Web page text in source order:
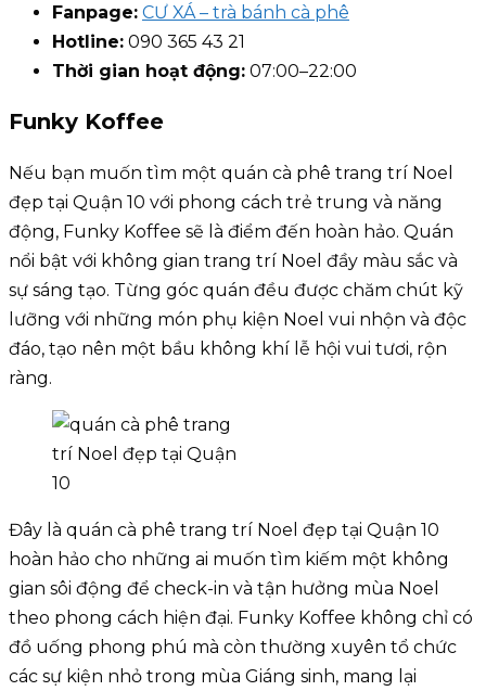
Fanpage: CƯ XÁ – trà bánh cà phê
Hotline: 090 365 43 21
Thời gian hoạt động: 07:00–22:00
Funky Koffee
Nếu bạn muốn tìm một quán cà phê trang trí Noel
đẹp tại Quận 10 với phong cách trẻ trung và năng
động, Funky Koffee sẽ là điểm đến hoàn hảo. Quán
nổi bật với không gian trang trí Noel đầy màu sắc và
sự sáng tạo. Từng góc quán đều được chăm chút kỹ
lưỡng với những món phụ kiện Noel vui nhộn và độc
đáo, tạo nên một bầu không khí lễ hội vui tươi, rộn
ràng.
Đây là quán cà phê trang trí Noel đẹp tại Quận 10
hoàn hảo cho những ai muốn tìm kiếm một không
gian sôi động để check-in và tận hưởng mùa Noel
theo phong cách hiện đại. Funky Koffee không chỉ có
đồ uống phong phú mà còn thường xuyên tổ chức
các sự kiện nhỏ trong mùa Giáng sinh, mang lại